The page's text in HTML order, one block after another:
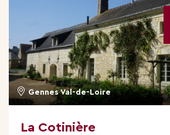
Gennes Val-de-Loire
La Cotinière